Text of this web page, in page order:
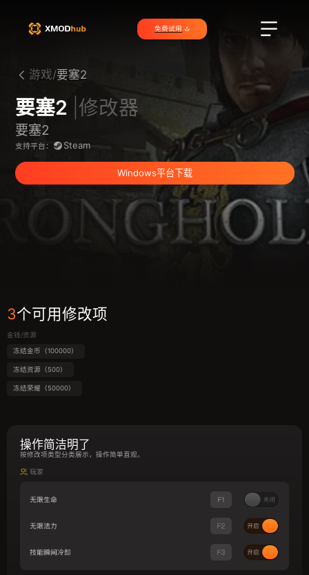
免费试用
游戏/要塞2
要塞2 |修改器
要塞2
支持平台： Steam
Windows平台下载
3个可用修改项
金钱/资源
冻结金币（100000）
冻结资源（500）
冻结荣耀（50000）
操作简洁明了
按修改项类型分类展示，操作简单直观。